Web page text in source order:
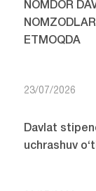
NOMDOR
ETMOQDA
23/07/2026
Davlat
uchrashuv